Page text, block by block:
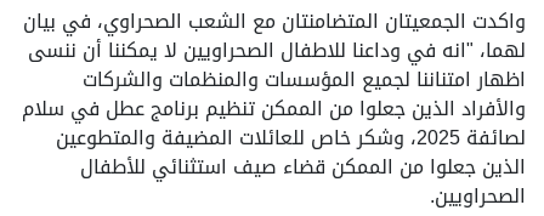
واكدت الجمعيتان المتضامنتان مع الشعب الصحراوي، في بيان
لهما، "انه في وداعنا للاطفال الصحراويين لا يمكننا أن ننسى
اظهار امتناننا لجميع المؤسسات والمنظمات والشركات
والأفراد الذين جعلوا من الممكن تنظيم برنامج عطل في سلام
لصائفة 2025، وشكر خاص للعائلات المضيفة والمتطوعين
الذين جعلوا من الممكن قضاء صيف استثنائي للأطفال
الصحراويين.